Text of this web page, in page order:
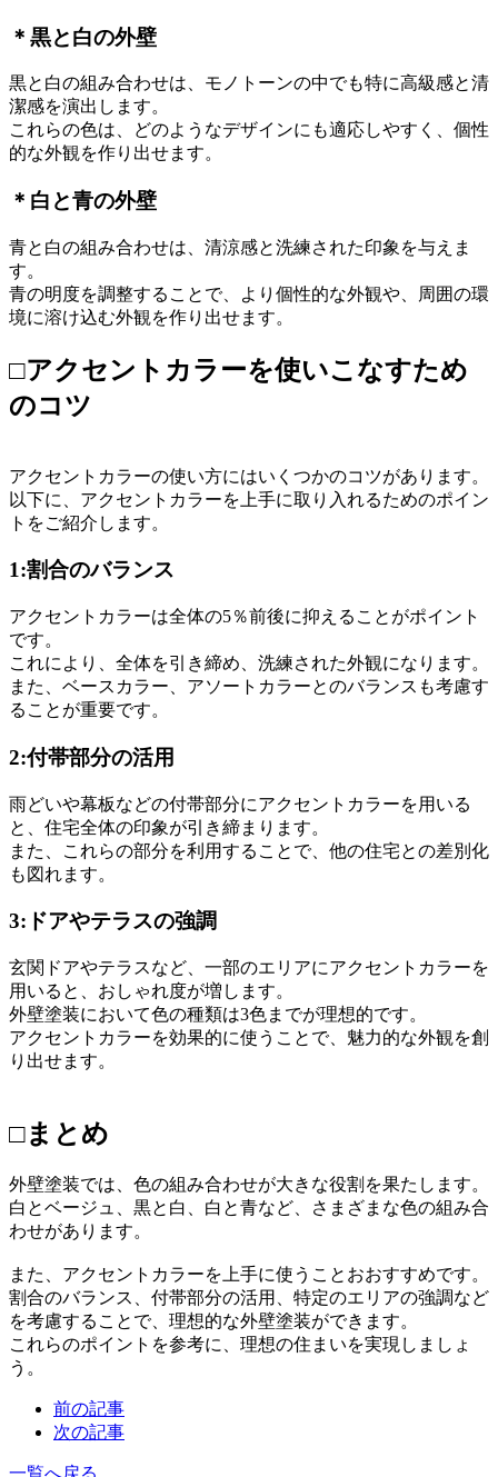
＊黒と白の外壁
黒と白の組み合わせは、モノトーンの中でも特に高級感と清
潔感を演出します。
これらの色は、どのようなデザインにも適応しやすく、個性
的な外観を作り出せます。
＊白と青の外壁
青と白の組み合わせは、清涼感と洗練された印象を与えま
す。
青の明度を調整することで、より個性的な外観や、周囲の環
境に溶け込む外観を作り出せます。
□アクセントカラーを使いこなすため
のコツ
アクセントカラーの使い方にはいくつかのコツがあります。
以下に、アクセントカラーを上手に取り入れるためのポイン
トをご紹介します。
1:割合のバランス
アクセントカラーは全体の5％前後に抑えることがポイント
です。
これにより、全体を引き締め、洗練された外観になります。
また、ベースカラー、アソートカラーとのバランスも考慮す
ることが重要です。
2:付帯部分の活用
雨どいや幕板などの付帯部分にアクセントカラーを用いる
と、住宅全体の印象が引き締まります。
また、これらの部分を利用することで、他の住宅との差別化
も図れます。
3:ドアやテラスの強調
玄関ドアやテラスなど、一部のエリアにアクセントカラーを
用いると、おしゃれ度が増します。
外壁塗装において色の種類は3色までが理想的です。
アクセントカラーを効果的に使うことで、魅力的な外観を創
り出せます。
□まとめ
外壁塗装では、色の組み合わせが大きな役割を果たします。
白とベージュ、黒と白、白と青など、さまざまな色の組み合
わせがあります。
また、アクセントカラーを上手に使うことおおすすめです。
割合のバランス、付帯部分の活用、特定のエリアの強調など
を考慮することで、理想的な外壁塗装ができます。
これらのポイントを参考に、理想の住まいを実現しましょ
う。
前の記事
次の記事
一覧へ戻る